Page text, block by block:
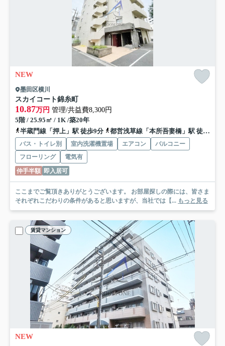
NEW
墨田区横川
スカイコート錦糸町
10.87万円 管理/共益費8,300円
5階 / 25.95㎡ / 1K /築20年
半蔵門線「押上」駅 徒歩9分
都営浅草線「本所吾妻橋」駅 徒歩16分
バス・トイレ別 室内洗濯機置場 エアコン
バルコニー
フローリング
電気有
仲手半額 即入居可
ここまでご覧頂きありがとうございます。 お部屋探しの際には、皆さま
それぞれこだわりの条件があると思いますが、当社では【... もっと見る
賃貸マンション
NEW